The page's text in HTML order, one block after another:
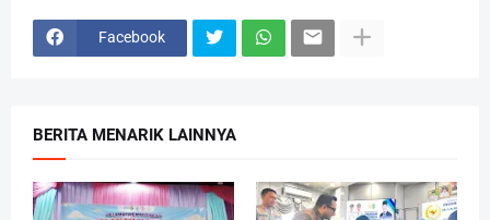
Facebook
BERITA MENARIK LAINNYA